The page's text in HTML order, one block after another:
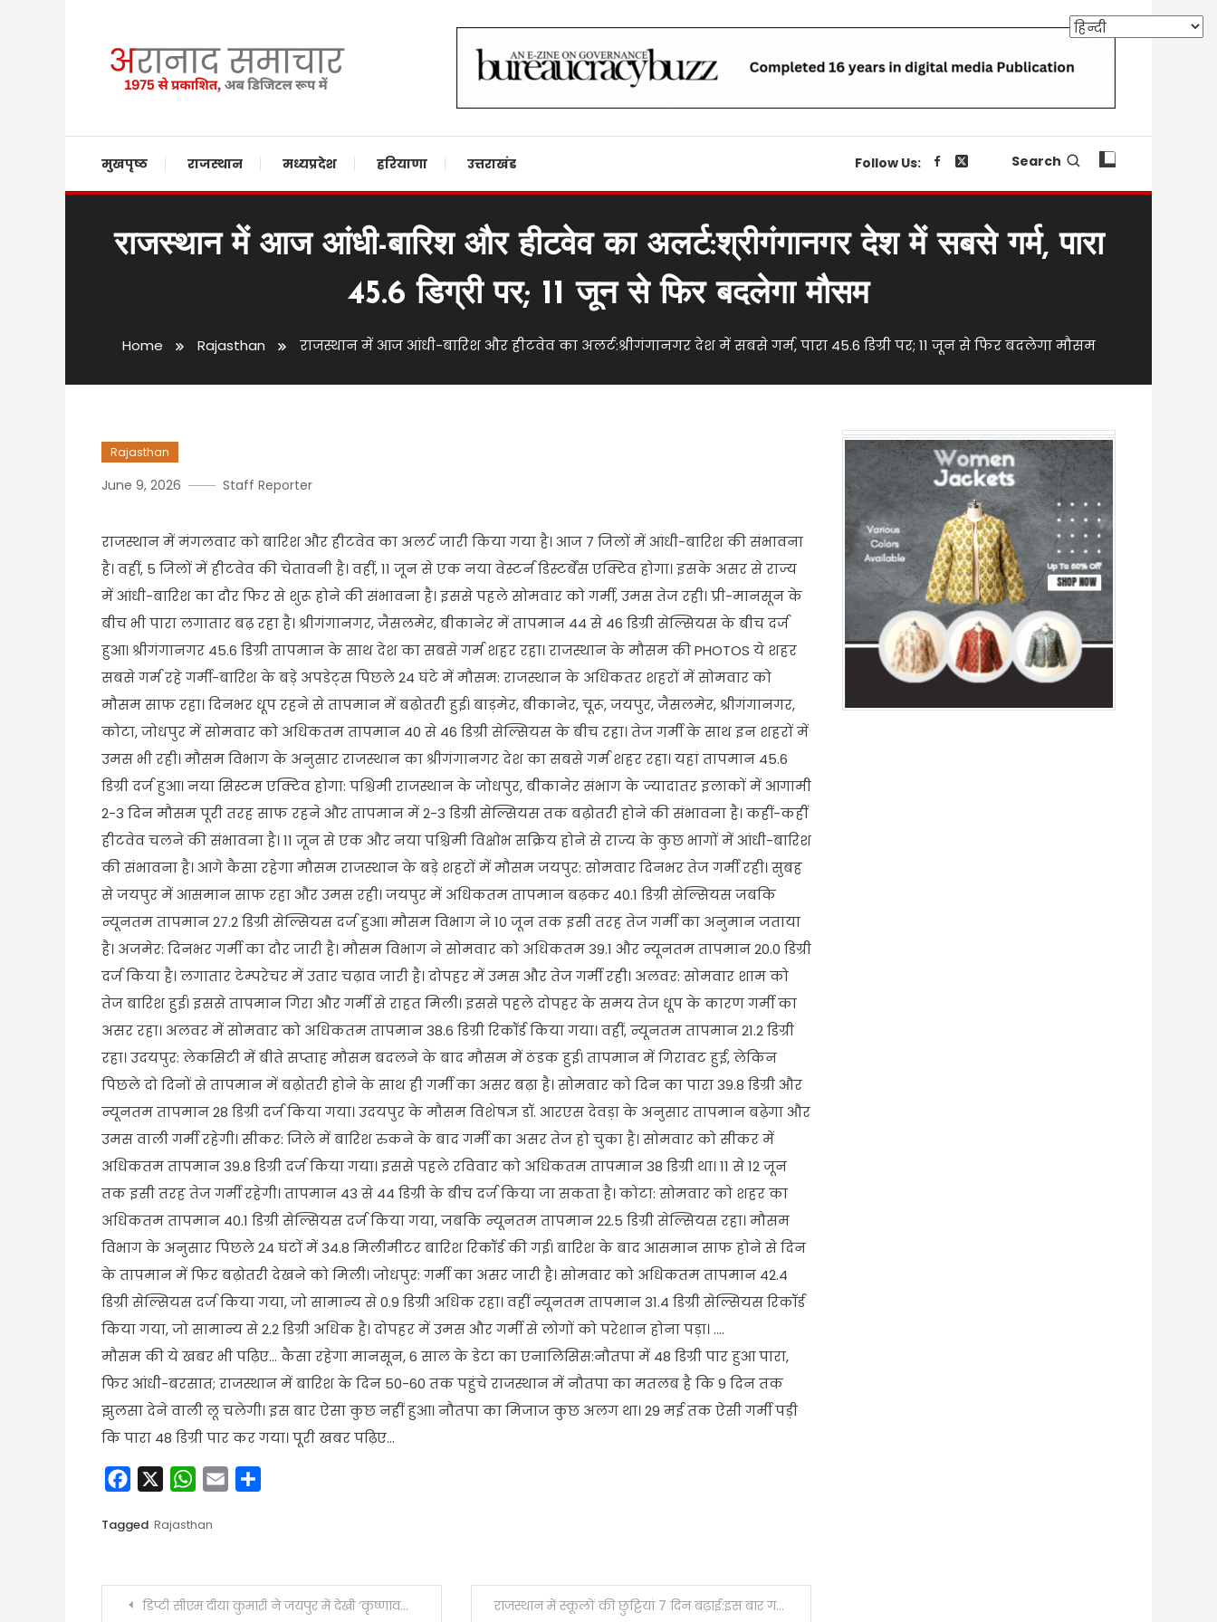
Content
aranaadsamachar.in
मुखपृष्ठ राजस्थान मध्यप्रदेश हरियाणा उत्तराखंड Follow Us: Search
राजस्थान में आज आंधी-बारिश और हीटवेव का अलर्ट:श्रीगंगानगर देश में सबसे गर्म, पारा
45.6 डिग्री पर; 11 जून से फिर बदलेगा मौसम
Home Rajasthan राजस्थान में आज आंधी-बारिश और हीटवेव का अलर्ट:श्रीगंगानगर देश में सबसे गर्म, पारा 45.6 डिग्री पर; 11 जून से फिर बदलेगा मौसम
Rajasthan
June 9, 2026 Staff Reporter
राजस्थान में मंगलवार को बारिश और हीटवेव का अलर्ट जारी किया गया है। आज 7 जिलों में आंधी-बारिश की संभावना
है। वहीं, 5 जिलों में हीटवेव की चेतावनी है। वहीं, 11 जून से एक नया वेस्टर्न डिस्टर्बेंस एक्टिव होगा। इसके असर से राज्य
में आंधी-बारिश का दौर फिर से शुरू होने की संभावना है। इससे पहले सोमवार को गर्मी, उमस तेज रही। प्री-मानसून के
बीच भी पारा लगातार बढ़ रहा है। श्रीगंगानगर, जैसलमेर, बीकानेर में तापमान 44 से 46 डिग्री सेल्सियस के बीच दर्ज
हुआ। श्रीगंगानगर 45.6 डिग्री तापमान के साथ देश का सबसे गर्म शहर रहा। राजस्थान के मौसम की PHOTOS ये शहर
सबसे गर्म रहे गर्मी-बारिश के बड़े अपडेट्स पिछले 24 घंटे में मौसम: राजस्थान के अधिकतर शहरों में सोमवार को
मौसम साफ रहा। दिनभर धूप रहने से तापमान में बढ़ोतरी हुई। बाड़मेर, बीकानेर, चूरू, जयपुर, जैसलमेर, श्रीगंगानगर,
कोटा, जोधपुर में सोमवार को अधिकतम तापमान 40 से 46 डिग्री सेल्सियस के बीच रहा। तेज गर्मी के साथ इन शहरों में
उमस भी रही। मौसम विभाग के अनुसार राजस्थान का श्रीगंगानगर देश का सबसे गर्म शहर रहा। यहां तापमान 45.6
डिग्री दर्ज हुआ। नया सिस्टम एक्टिव होगा: पश्चिमी राजस्थान के जोधपुर, बीकानेर संभाग के ज्यादातर इलाकों में आगामी
2-3 दिन मौसम पूरी तरह साफ रहने और तापमान में 2-3 डिग्री सेल्सियस तक बढ़ोतरी होने की संभावना है। कहीं-कहीं
हीटवेव चलने की संभावना है। 11 जून से एक और नया पश्चिमी विक्षोभ सक्रिय होने से राज्य के कुछ भागों में आंधी-बारिश
की संभावना है। आगे कैसा रहेगा मौसम राजस्थान के बड़े शहरों में मौसम जयपुर: सोमवार दिनभर तेज गर्मी रही। सुबह
से जयपुर में आसमान साफ रहा और उमस रही। जयपुर में अधिकतम तापमान बढ़कर 40.1 डिग्री सेल्सियस जबकि
न्यूनतम तापमान 27.2 डिग्री सेल्सियस दर्ज हुआ। मौसम विभाग ने 10 जून तक इसी तरह तेज गर्मी का अनुमान जताया
है। अजमेर: दिनभर गर्मी का दौर जारी है। मौसम विभाग ने सोमवार को अधिकतम 39.1 और न्यूनतम तापमान 20.0 डिग्री
दर्ज किया है। लगातार टेम्परेचर में उतार चढ़ाव जारी है। दोपहर में उमस और तेज गर्मी रही। अलवर: सोमवार शाम को
तेज बारिश हुई। इससे तापमान गिरा और गर्मी से राहत मिली। इससे पहले दोपहर के समय तेज धूप के कारण गर्मी का
असर रहा। अलवर में सोमवार को अधिकतम तापमान 38.6 डिग्री रिकॉर्ड किया गया। वहीं, न्यूनतम तापमान 21.2 डिग्री
रहा। उदयपुर: लेकसिटी में बीते सप्ताह मौसम बदलने के बाद मौसम में ठंडक हुई। तापमान में गिरावट हुई, लेकिन
पिछले दो दिनों से तापमान में बढ़ोतरी होने के साथ ही गर्मी का असर बढ़ा है। सोमवार को दिन का पारा 39.8 डिग्री और
न्यूनतम तापमान 28 डिग्री दर्ज किया गया। उदयपुर के मौसम विशेषज्ञ डॉ. आरएस देवड़ा के अनुसार तापमान बढ़ेगा और
उमस वाली गर्मी रहेगी। सीकर: जिले में बारिश रुकने के बाद गर्मी का असर तेज हो चुका है। सोमवार को सीकर में
अधिकतम तापमान 39.8 डिग्री दर्ज किया गया। इससे पहले रविवार को अधिकतम तापमान 38 डिग्री था। 11 से 12 जून
तक इसी तरह तेज गर्मी रहेगी। तापमान 43 से 44 डिग्री के बीच दर्ज किया जा सकता है। कोटा: सोमवार को शहर का
अधिकतम तापमान 40.1 डिग्री सेल्सियस दर्ज किया गया, जबकि न्यूनतम तापमान 22.5 डिग्री सेल्सियस रहा। मौसम
विभाग के अनुसार पिछले 24 घंटों में 34.8 मिलीमीटर बारिश रिकॉर्ड की गई। बारिश के बाद आसमान साफ होने से दिन
के तापमान में फिर बढ़ोतरी देखने को मिली। जोधपुर: गर्मी का असर जारी है। सोमवार को अधिकतम तापमान 42.4
डिग्री सेल्सियस दर्ज किया गया, जो सामान्य से 0.9 डिग्री अधिक रहा। वहीं न्यूनतम तापमान 31.4 डिग्री सेल्सियस रिकॉर्ड
किया गया, जो सामान्य से 2.2 डिग्री अधिक है। दोपहर में उमस और गर्मी से लोगों को परेशान होना पड़ा। ….
मौसम की ये खबर भी पढ़िए… कैसा रहेगा मानसून, 6 साल के डेटा का एनालिसिस:नौतपा में 48 डिग्री पार हुआ पारा,
फिर आंधी-बरसात; राजस्थान में बारिश के दिन 50-60 तक पहुंचे राजस्थान में नौतपा का मतलब है कि 9 दिन तक
झुलसा देने वाली लू चलेगी। इस बार ऐसा कुछ नहीं हुआ। नौतपा का मिजाज कुछ अलग था। 29 मई तक ऐसी गर्मी पड़ी
कि पारा 48 डिग्री पार कर गया। पूरी खबर पढ़िए…
Facebook WhatsApp
Email
Tagged Rajasthan
Postडिप्टी सीएम दीया कुमारी ने जयपुर में देखी ‘कृष्णावतारम’ फिल्म:कहा- यह भारतीय संस्कृति और महिला सशक्तिकरण का संदेश देती है, स्टारकास्ट भी रही मौजूद राजस्थान में स्कूलों की छुट्टियां 7 दिन बढ़ाई:इस बार गर्मी की छुट्‌टी 43 दिन की रहेगी, प्रिंसिपल फिर से 2 लीव दे सकेंगे